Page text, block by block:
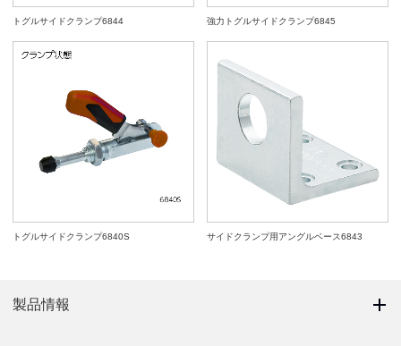
トグルサイドクランプ6844 強力トグルサイドクランプ6845
トグルサイドクランプ6840S サイドクランプ用アングルベース6843
製品情報